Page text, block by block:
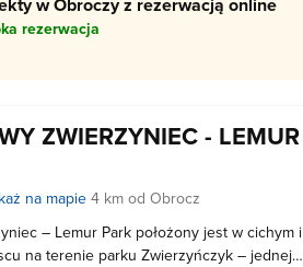
rezerwacja
ZWIERZYNIEC - LEMUR
na mapie4 km od Obrocz
– Lemur Park położony jest w cichym i
na terenie parku Zwierzyńczyk – jednej z